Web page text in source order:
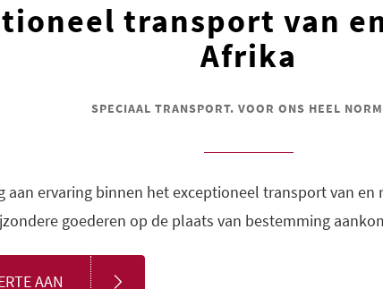
transport van
Afrika
SPECIAAL TRANSPORT. VOOR ONS HEEL
aan ervaring binnen het exceptioneel transport van
goederen op de plaats van bestemming
AAN